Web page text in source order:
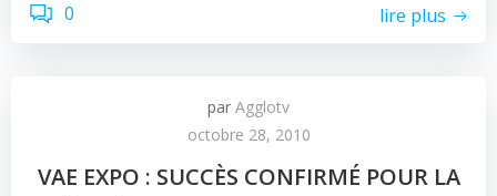
0 lire plus
par Agglotv
octobre 28, 2010
VAE EXPO : SUCCÈS CONFIRMÉ POUR LA